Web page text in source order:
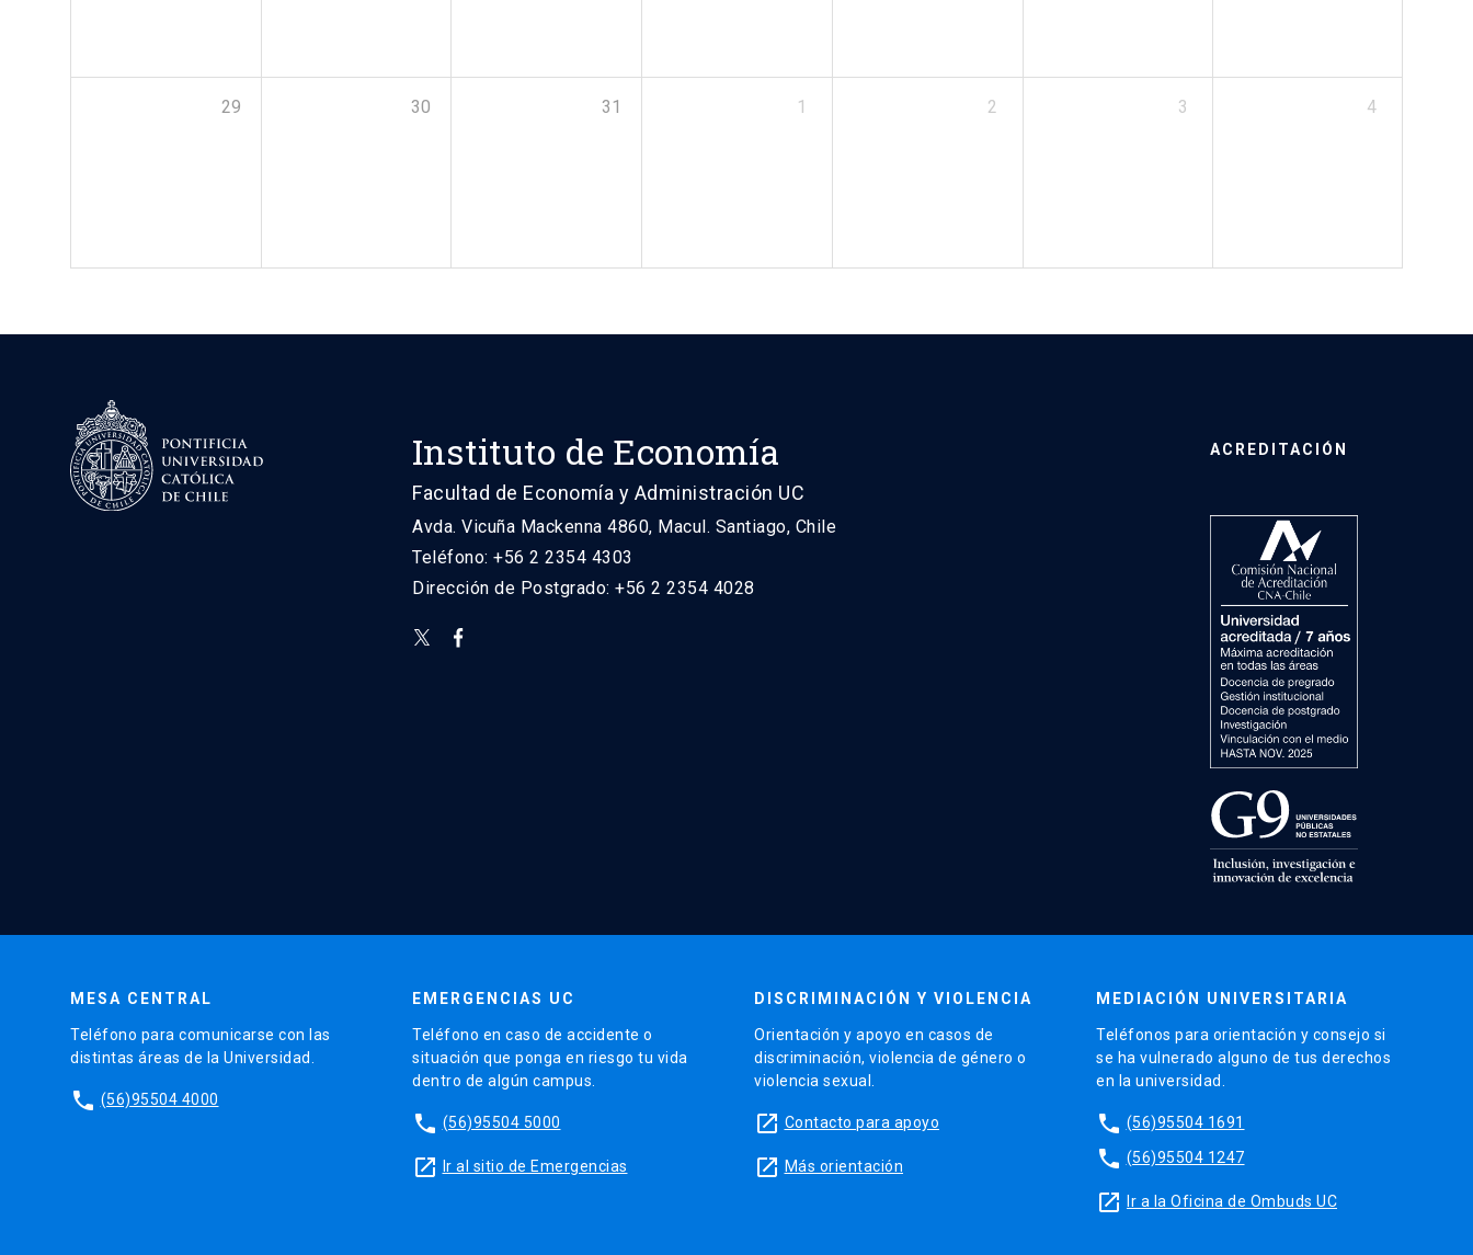
29 30 31 1 2 3 4
Instituto de Economía
Facultad de Economía y Administración UC
Avda. Vicuña Mackenna 4860, Macul. Santiago, Chile
Teléfono: +56 2 2354 4303
Dirección de Postgrado: +56 2 2354 4028
ACREDITACIÓN
MESA CENTRAL
Teléfono para comunicarse con las
distintas áreas de la Universidad.
phone (56)95504 4000
EMERGENCIAS UC
Teléfono en caso de accidente o
situación que ponga en riesgo tu vida
dentro de algún campus.
phone (56)95504 5000
launch Ir al sitio de Emergencias
DISCRIMINACIÓN Y VIOLENCIA
Orientación y apoyo en casos de
discriminación, violencia de género o
violencia sexual.
launch Contacto para apoyo
launch Más orientación
MEDIACIÓN UNIVERSITARIA
Teléfonos para orientación y consejo si
se ha vulnerado alguno de tus derechos
en la universidad.
phone (56)95504 1691
phone (56)95504 1247
launch Ir a la Oficina de Ombuds UC